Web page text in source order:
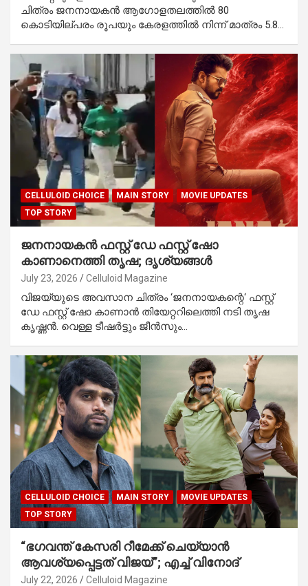
ചിത്രം ജനനായകൻ ആഗോളതലത്തിൽ 80
കൊടിയില്പരം രൂപയും കേരളത്തിൽ നിന്ന് മാത്രം 5.8…
CELLULOID CHOICE MAIN STORY
MOVIE UPDATES
TOP STORY
ജനനായകൻ ഫസ്റ്റ് ഡേ ഫസ്റ്റ് ഷോ
കാണാനെത്തി തൃഷ; ദൃശ്യങ്ങൾ
July 23, 2026 Celluloid Magazine
വിജയ്‌യുടെ അവസാന ചിത്രം ‘ജനനായകന്റെ‘ ഫസ്റ്റ്
ഡേ ഫസ്റ്റ് ഷോ കാണാൻ തിയേറ്ററിലെത്തി നടി തൃഷ
കൃഷ്ണൻ. വെള്ള ടീഷർട്ടും ജീൻസും…
CELLULOID CHOICE MAIN STORY
MOVIE UPDATES
TOP STORY
“ഭഗവന്ത് കേസരി റീമേക്ക് ചെയ്യാൻ
ആവശ്യപ്പെട്ടത് വിജയ്”; എച്ച് വിനോദ്
July 22, 2026 Celluloid Magazine